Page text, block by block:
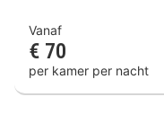
Vanaf
€ 70
per kamer per nacht